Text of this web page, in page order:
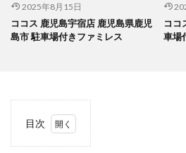
2025年8月15日
ココス 鹿児島宇宿店 鹿児島県鹿児
島市 駐車場付きファミレス
ココ
車場
目次